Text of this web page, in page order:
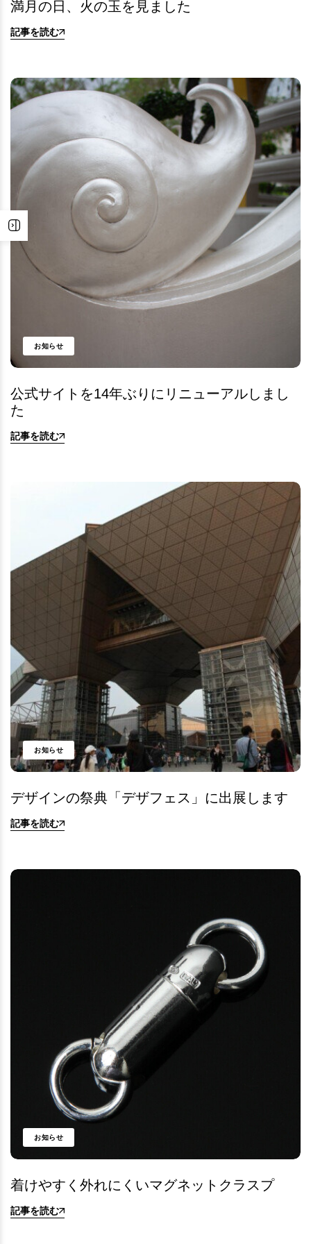
満月の日、火の玉を見ました
記事を読む
お知らせ
公式サイトを14年ぶりにリニューアルしまし
た
記事を読む
お知らせ
デザインの祭典「デザフェス」に出展します
記事を読む
お知らせ
着けやすく外れにくいマグネットクラスプ
記事を読む